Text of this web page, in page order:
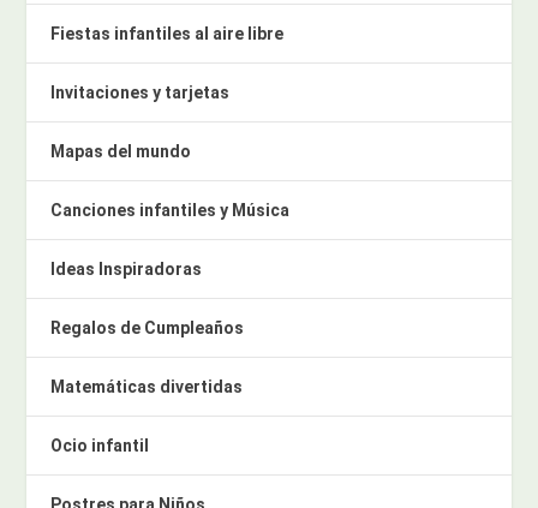
Fiestas infantiles al aire libre
Invitaciones y tarjetas
Mapas del mundo
Canciones infantiles y Música
Ideas Inspiradoras
Regalos de Cumpleaños
Matemáticas divertidas
Ocio infantil